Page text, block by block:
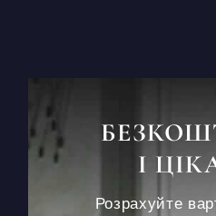
І
Розрахуйте